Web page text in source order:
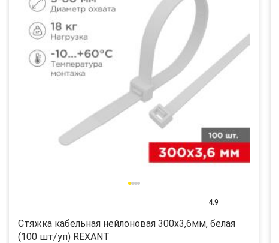
4.9
Стяжка кабельная нейлоновая 300x3,6мм, белая
(100 шт/уп) REXANT